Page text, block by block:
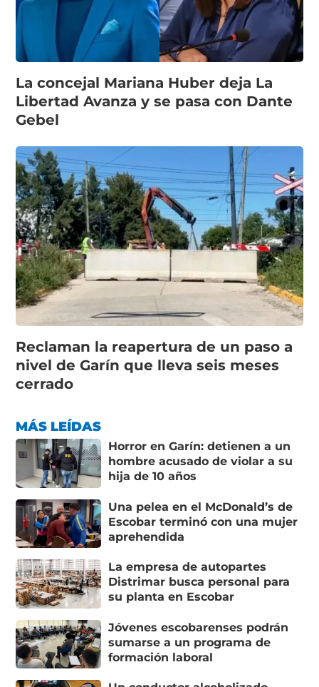
La concejal Mariana Huber deja La
Libertad Avanza y se pasa con Dante
Gebel
Reclaman la reapertura de un paso a
nivel de Garín que lleva seis meses
cerrado
MÁS LEÍDAS
Horror en Garín: detienen a un
hombre acusado de violar a su
hija de 10 años
Una pelea en el McDonald’s de
Escobar terminó con una mujer
aprehendida
La empresa de autopartes
Distrimar busca personal para
su planta en Escobar
Jóvenes escobarenses podrán
sumarse a un programa de
formación laboral